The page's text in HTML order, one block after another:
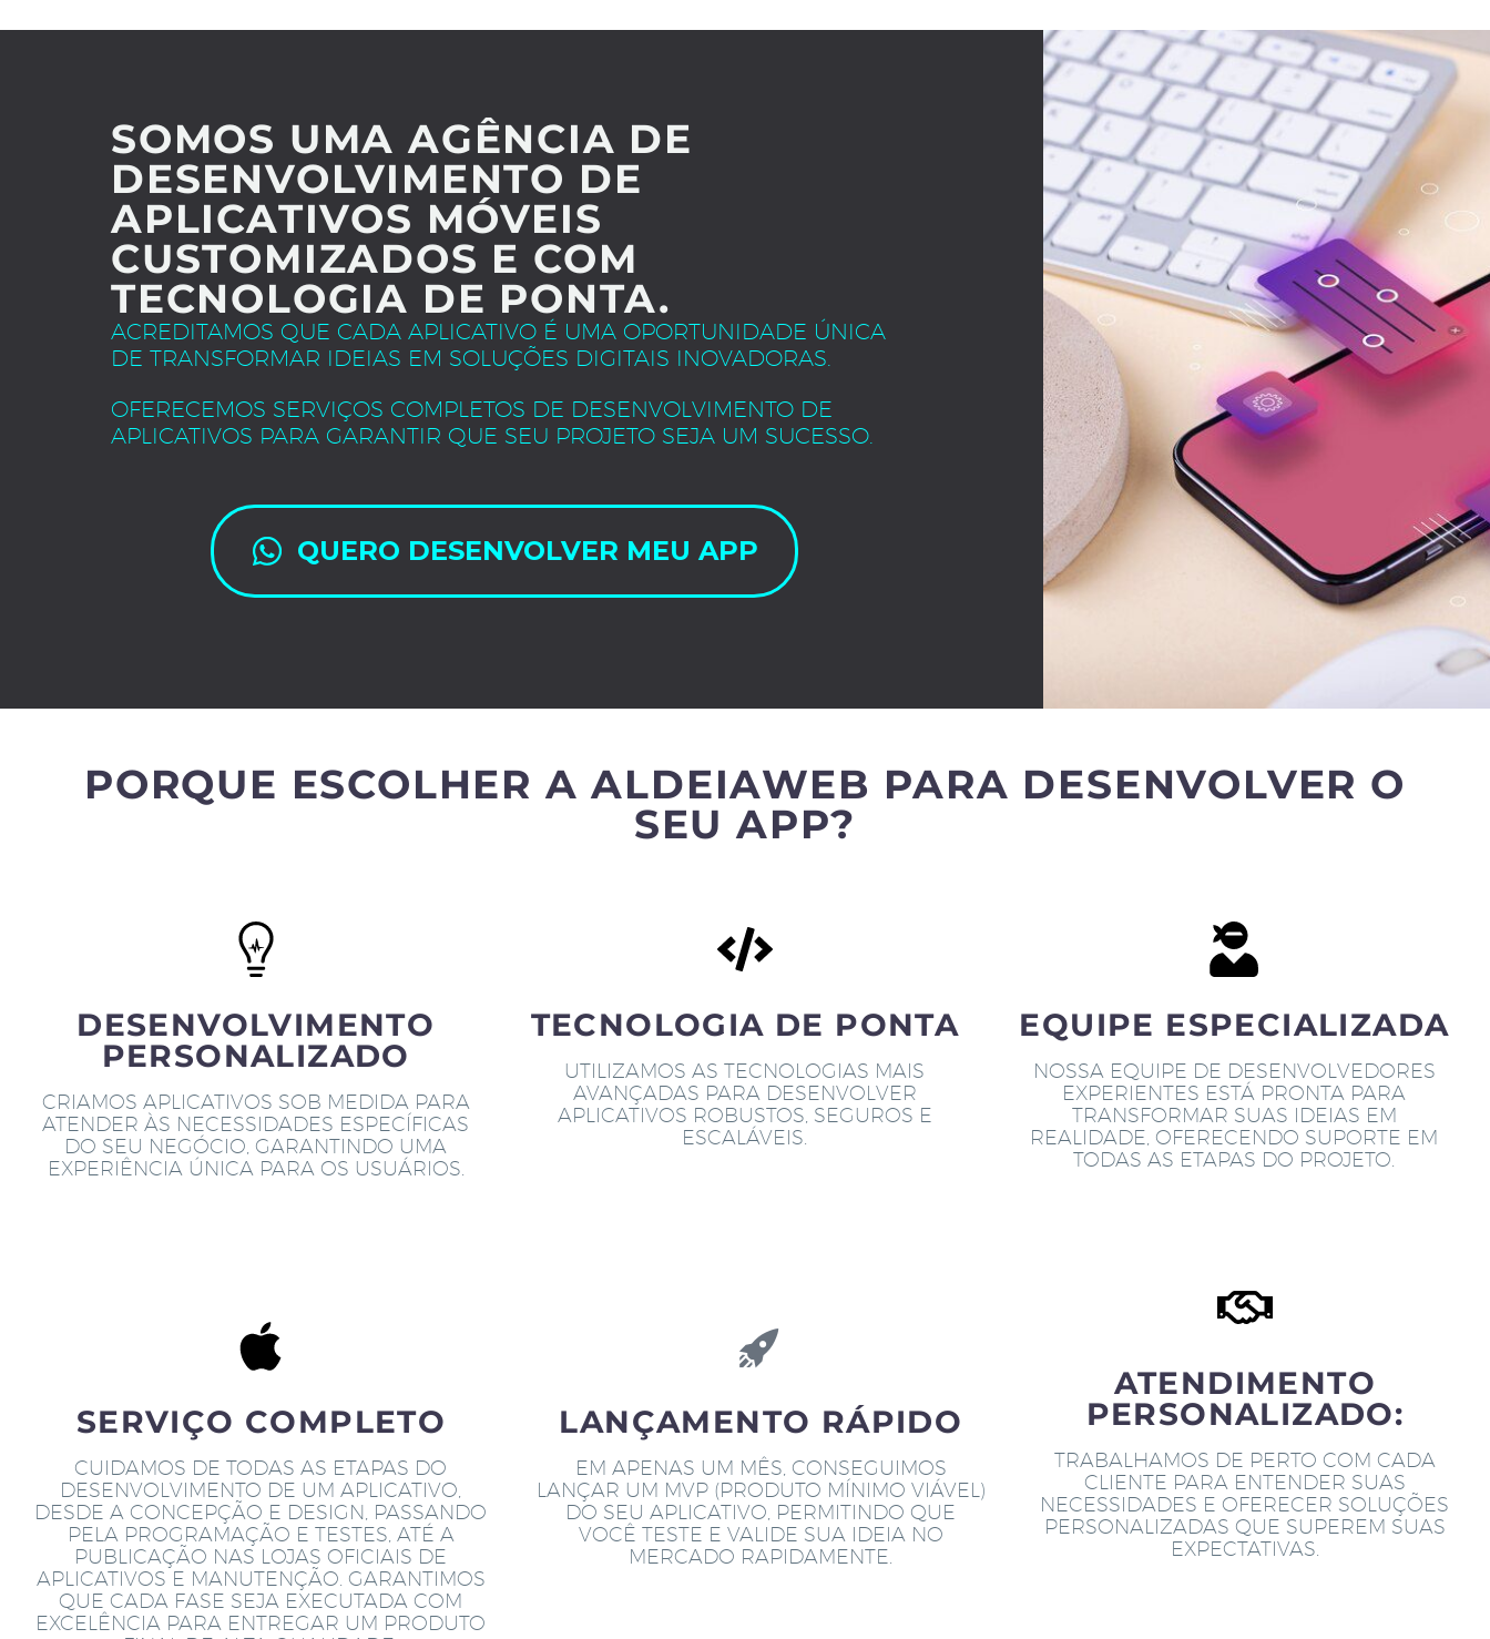
SOMOS UMA AGÊNCIA DE
DESENVOLVIMENTO DE
APLICATIVOS MÓVEIS
CUSTOMIZADOS E COM
TECNOLOGIA DE PONTA.
ACREDITAMOS QUE CADA APLICATIVO É UMA OPORTUNIDADE ÚNICA
DE TRANSFORMAR IDEIAS EM SOLUÇÕES DIGITAIS INOVADORAS.
OFERECEMOS SERVIÇOS COMPLETOS DE DESENVOLVIMENTO DE
APLICATIVOS PARA GARANTIR QUE SEU PROJETO SEJA UM SUCESSO.
QUERO DESENVOLVER MEU APP
PORQUE ESCOLHER A ALDEIAWEB PARA DESENVOLVER O
SEU APP?
DESENVOLVIMENTO
PERSONALIZADO
CRIAMOS APLICATIVOS SOB MEDIDA PARA
ATENDER ÀS NECESSIDADES ESPECÍFICAS
DO SEU NEGÓCIO, GARANTINDO UMA
EXPERIÊNCIA ÚNICA PARA OS USUÁRIOS.
TECNOLOGIA DE PONTA
UTILIZAMOS AS TECNOLOGIAS MAIS
AVANÇADAS PARA DESENVOLVER
APLICATIVOS ROBUSTOS, SEGUROS E
ESCALÁVEIS.
EQUIPE ESPECIALIZADA
NOSSA EQUIPE DE DESENVOLVEDORES
EXPERIENTES ESTÁ PRONTA PARA
TRANSFORMAR SUAS IDEIAS EM
REALIDADE, OFERECENDO SUPORTE EM
TODAS AS ETAPAS DO PROJETO.
SERVIÇO COMPLETO
CUIDAMOS DE TODAS AS ETAPAS DO
DESENVOLVIMENTO DE UM APLICATIVO,
DESDE A CONCEPÇÃO E DESIGN, PASSANDO
PELA PROGRAMAÇÃO E TESTES, ATÉ A
PUBLICAÇÃO NAS LOJAS OFICIAIS DE
APLICATIVOS E MANUTENÇÃO. GARANTIMOS
QUE CADA FASE SEJA EXECUTADA COM
EXCELÊNCIA PARA ENTREGAR UM PRODUTO
LANÇAMENTO RÁPIDO
EM APENAS UM MÊS, CONSEGUIMOS
LANÇAR UM MVP (PRODUTO MÍNIMO VIÁVEL)
DO SEU APLICATIVO, PERMITINDO QUE
VOCÊ TESTE E VALIDE SUA IDEIA NO
MERCADO RAPIDAMENTE.
ATENDIMENTO
PERSONALIZADO:
TRABALHAMOS DE PERTO COM CADA
CLIENTE PARA ENTENDER SUAS
NECESSIDADES E OFERECER SOLUÇÕES
PERSONALIZADAS QUE SUPEREM SUAS
EXPECTATIVAS.